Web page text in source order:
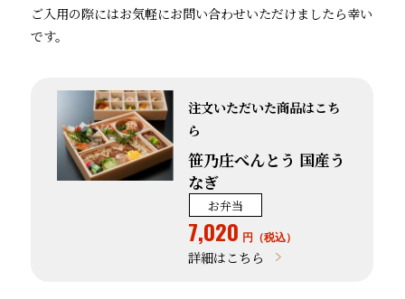
ご入用の際にはお気軽にお問い合わせいただけましたら幸い
です。
注文いただいた商品はこち
ら
笹乃庄べんとう 国産う
なぎ
お弁当
7,020 円（税込）
詳細はこちら